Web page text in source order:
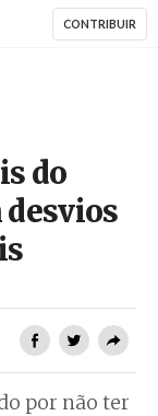
CONTRIBUIR
do
desvios
por não ter